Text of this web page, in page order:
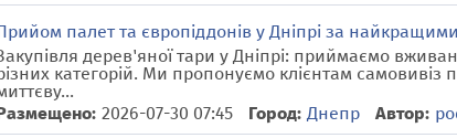
палет та європіддонів у Дніпрі за
дерев'яної тари у Дніпрі: приймаємо
категорій. Ми пропонуємо клієнтам самовивіз
2026-07-30 07:45 Город: Днепр Автор: